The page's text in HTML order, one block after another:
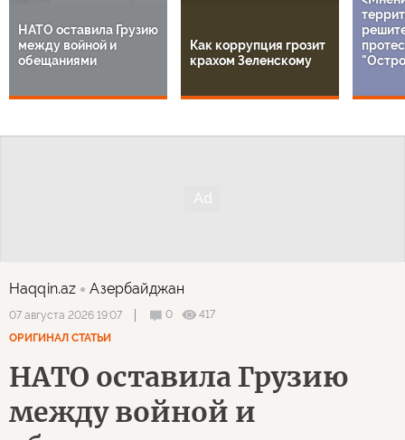
НАТО оставила Грузию
между войной и
обещаниями
Как коррупция грозит
крахом Зеленскому
Haqqin.az Азербайджан
07 августа 2026 19:07 0
417
ОРИГИНАЛ СТАТЬИ
НАТО оставила Грузию
между войной и